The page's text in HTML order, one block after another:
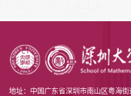
地址：中国广东省深圳市南山区粤海